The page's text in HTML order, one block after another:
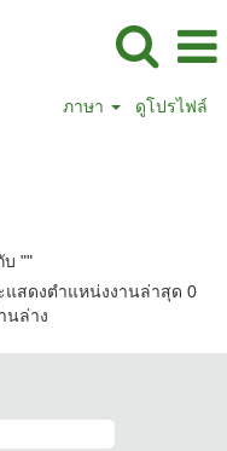
ภาษา ดูโปรไฟล์
บ ""
แสดงตำแหน่งงานล่าสุด 0
นล่าง